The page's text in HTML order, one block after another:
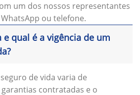
um dos nossos representantes
ou telefone.
e qual é a vigência de um
de vida varia de
contratadas e o